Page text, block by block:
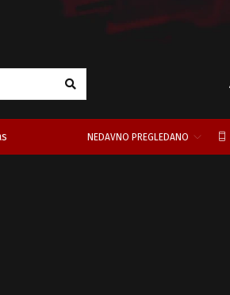
NEDAVNO PREGLEDANO